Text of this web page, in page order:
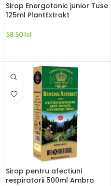
Sirop Energotonic junior Tuse
125ml PlantExtrakt
58.50lei
Sirop pentru afectiuni
respiratorii 500ml Ambro